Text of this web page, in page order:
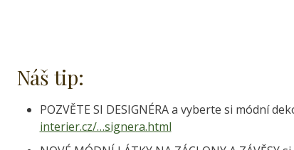
Náš tip:
POZVĚTE SI DESIGNÉRA a vyberte si módní
interier.cz/…signera.html